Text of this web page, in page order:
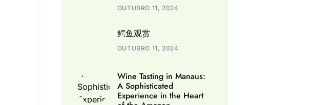
OUTUBRO 11, 2024
鳄鱼观赏
OUTUBRO 11, 2024
Wine Tasting in Manaus:
A Sophisticated
Experience in the Heart